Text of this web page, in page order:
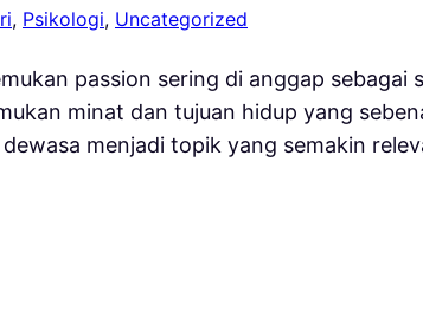
, Psikologi, Uncategorized
passion sering di anggap
minat dan tujuan hidup yang
menjadi topik yang semakin